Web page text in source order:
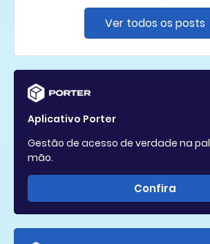
Ver todos os posts
Aplicativo Porter
Gestão de acesso de verdade na
mão.
Confira